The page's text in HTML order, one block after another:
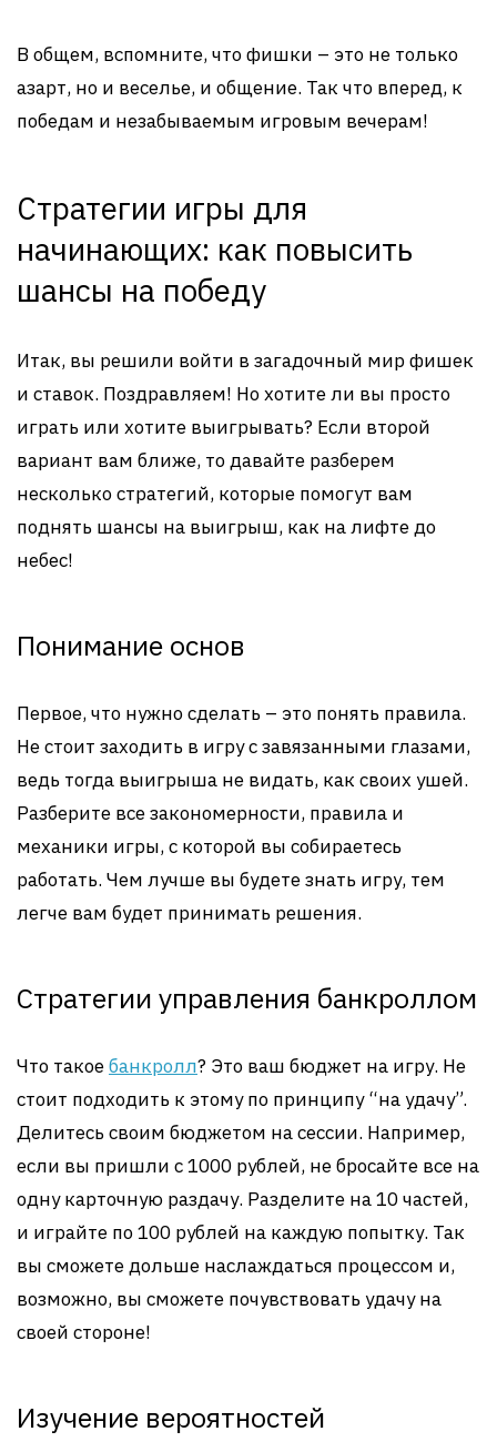
В общем, вспомните, что фишки – это не только
азарт, но и веселье, и общение. Так что вперед, к
победам и незабываемым игровым вечерам!
Стратегии игры для
начинающих: как повысить
шансы на победу
Итак, вы решили войти в загадочный мир фишек
и ставок. Поздравляем! Но хотите ли вы просто
играть или хотите выигрывать? Если второй
вариант вам ближе, то давайте разберем
несколько стратегий, которые помогут вам
поднять шансы на выигрыш, как на лифте до
небес!
Понимание основ
Первое, что нужно сделать – это понять правила.
Не стоит заходить в игру с завязанными глазами,
ведь тогда выигрыша не видать, как своих ушей.
Разберите все закономерности, правила и
механики игры, с которой вы собираетесь
работать. Чем лучше вы будете знать игру, тем
легче вам будет принимать решения.
Стратегии управления банкроллом
Что такоебанкролл? Это ваш бюджет на игру. Не
стоит подходить к этому по принципу “на удачу”.
Делитесь своим бюджетом на сессии. Например,
если вы пришли с 1000 рублей, не бросайте все на
одну карточную раздачу. Разделите на 10 частей,
и играйте по 100 рублей на каждую попытку. Так
вы сможете дольше наслаждаться процессом и,
возможно, вы сможете почувствовать удачу на
своей стороне!
Изучение вероятностей